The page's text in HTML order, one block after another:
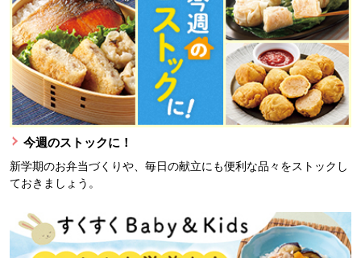
今週のストックに！
新学期のお弁当づくりや、毎日の献立にも便利な品々をストックし
ておきましょう。